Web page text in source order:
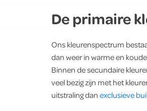
De primaire
Ons kleurenspectrum
dan weer in warme en
Binnen de secundaire
veel bezig zijn met het
uitstraling dan exclusieve